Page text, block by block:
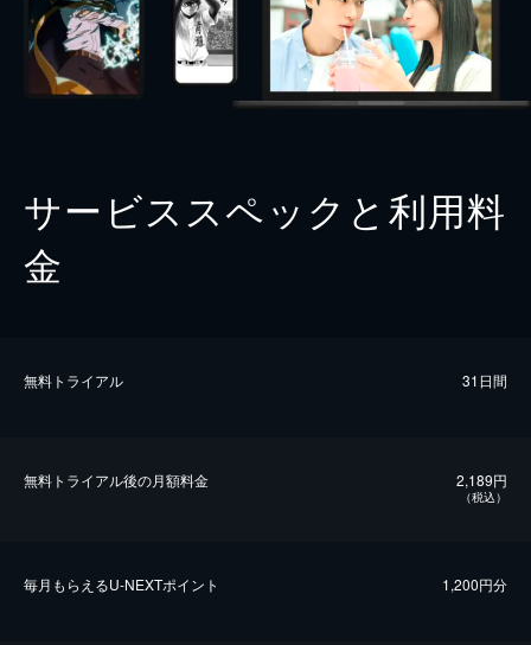
サービススペックと利用料
金
無料トライアル 31日間
無料トライアル後の⽉額料金 2,189円
（税込）
毎⽉もらえるU-NEXTポイント 1,200円分